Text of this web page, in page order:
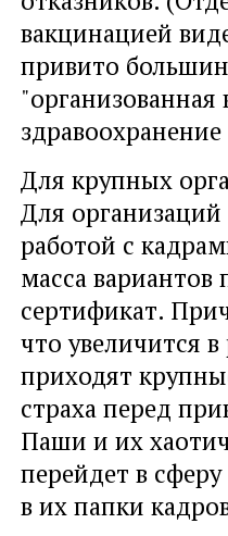
вакцинацией
привито
Для крупных
Для
работой с
масса
сертификат.
что увеличится в
приходят
страха перед
Паши и их
перейдет в
в их папки